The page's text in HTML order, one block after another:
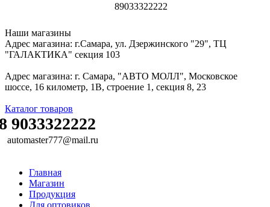
89033322222
Наши магазины
Адрес магазина: г.Самара, ул. Дзержинского "29", ТЦ
"ГАЛАКТИКА" секция 103
Адрес магазина: г. Самара, "АВТО МОЛЛ", Московское
шоссе, 16 километр, 1В, строение 1, секция 8, 23
Каталог товаров
9033322222
automaster777@mail.ru
Главная
Магазин
Продукция
Для оптовиков